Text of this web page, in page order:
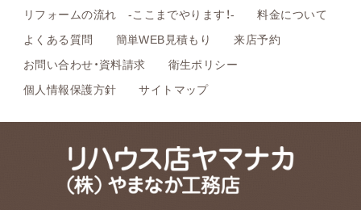
リフォームの流れ -ここまでやります！-
料金について
よくある質問
簡単WEB見積もり
来店予約
お問い合わせ・資料請求
衛生ポリシー
個人情報保護方針
サイトマップ